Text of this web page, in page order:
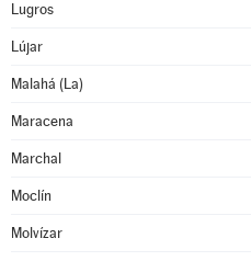
Lugros
Lújar
Malahá (La)
Maracena
Marchal
Moclín
Molvízar